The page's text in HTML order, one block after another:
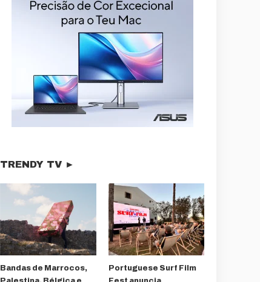
TRENDY TV ►
Bandas de Marrocos,
Portuguese Surf Film